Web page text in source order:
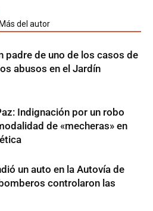
Más del autor
padre de uno de los casos de
abusos en el Jardín
Indignación por un robo
de «mecheras» en
un auto en la Autovía de
controlaron las